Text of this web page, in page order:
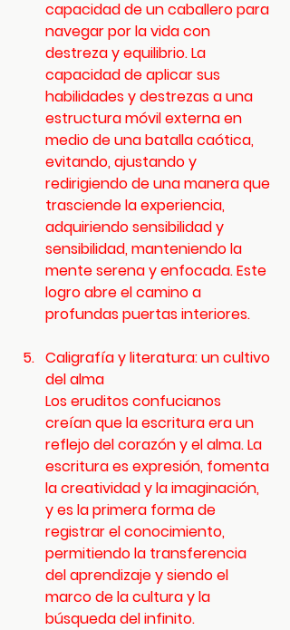
capacidad de un caballero para
navegar por la vida con
destreza y equilibrio. La
capacidad de aplicar sus
habilidades y destrezas a una
estructura móvil externa en
medio de una batalla caótica,
evitando, ajustando y
redirigiendo de una manera que
trasciende la experiencia,
adquiriendo sensibilidad y
sensibilidad, manteniendo la
mente serena y enfocada. Este
logro abre el camino a
profundas puertas interiores.
Caligrafía y literatura: un cultivo
del alma
Los eruditos confucianos
creían que la escritura era un
reflejo del corazón y el alma. La
escritura es expresión, fomenta
la creatividad y la imaginación,
y es la primera forma de
registrar el conocimiento,
permitiendo la transferencia
del aprendizaje y siendo el
marco de la cultura y la
búsqueda del infinito.